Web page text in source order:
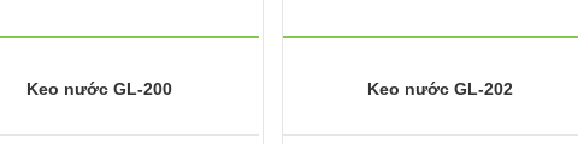
Keo nước GL-200 Keo nước GL-202